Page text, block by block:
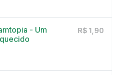
- Um
R$ 1,90